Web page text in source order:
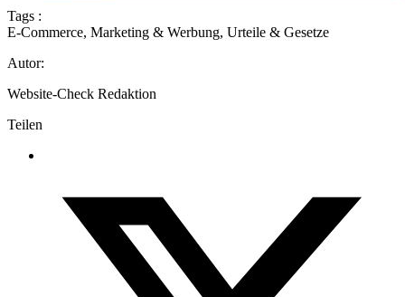
Tags :
E-Commerce, Marketing & Werbung, Urteile & Gesetze
Autor:
Website-Check Redaktion
Teilen